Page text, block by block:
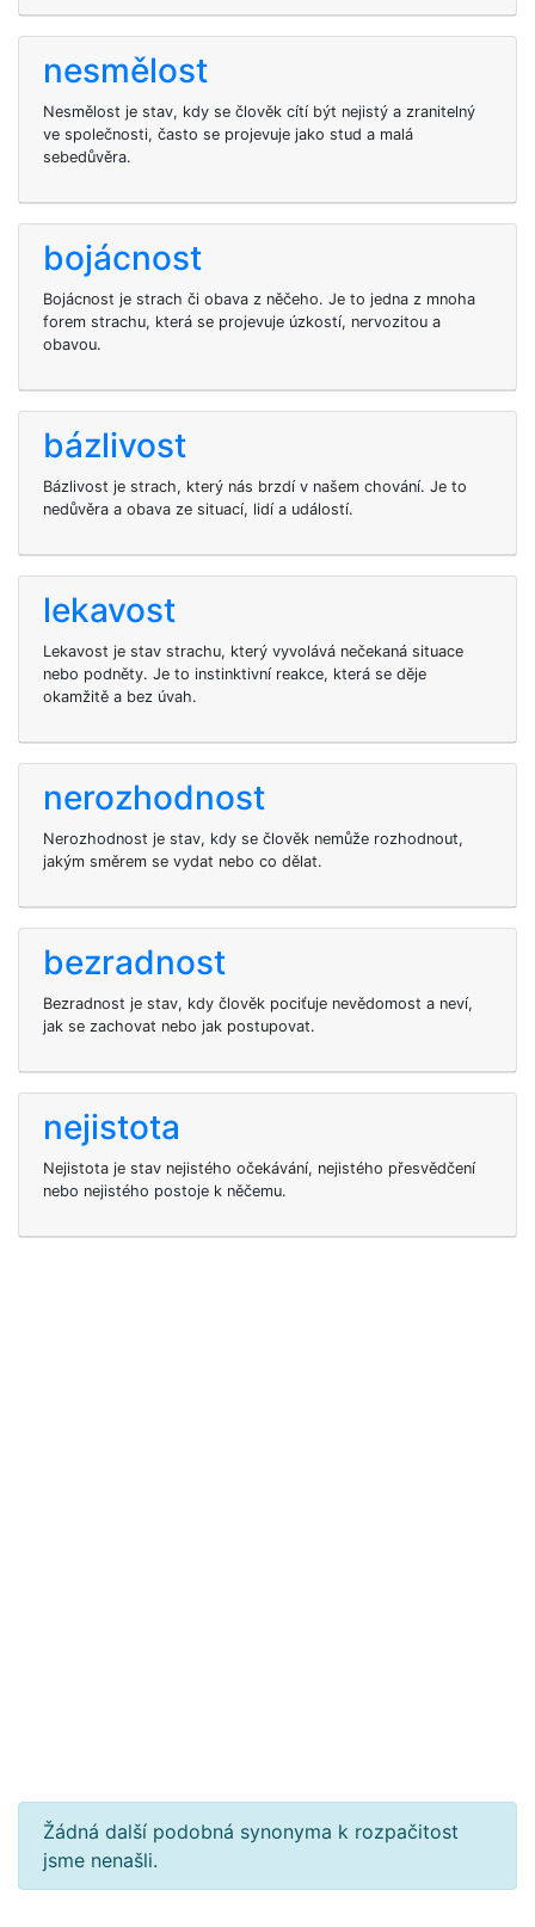
nesmělost
Nesmělost je stav, kdy se člověk cítí být nejistý a zranitelný
ve společnosti, často se projevuje jako stud a malá
sebedůvěra.
bojácnost
Bojácnost je strach či obava z něčeho. Je to jedna z mnoha
forem strachu, která se projevuje úzkostí, nervozitou a
obavou.
bázlivost
Bázlivost je strach, který nás brzdí v našem chování. Je to
nedůvěra a obava ze situací, lidí a událostí.
lekavost
Lekavost je stav strachu, který vyvolává nečekaná situace
nebo podněty. Je to instinktivní reakce, která se děje
okamžitě a bez úvah.
nerozhodnost
Nerozhodnost je stav, kdy se člověk nemůže rozhodnout,
jakým směrem se vydat nebo co dělat.
bezradnost
Bezradnost je stav, kdy člověk pociťuje nevědomost a neví,
jak se zachovat nebo jak postupovat.
nejistota
Nejistota je stav nejistého očekávání, nejistého přesvědčení
nebo nejistého postoje k něčemu.
Žádná další podobná synonyma k rozpačitost
jsme nenašli.